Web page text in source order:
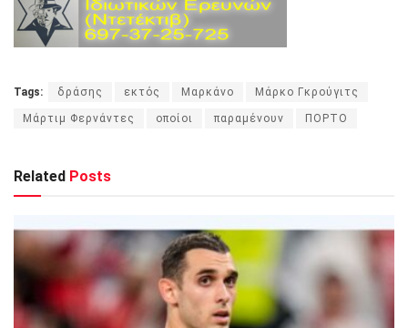
Tags: δράσης εκτός Μαρκάνο Μάρκο Γκρούγιτς
Μάρτιμ Φερνάντες οποίοι παραμένουν ΠΟΡΤΟ
Related Posts